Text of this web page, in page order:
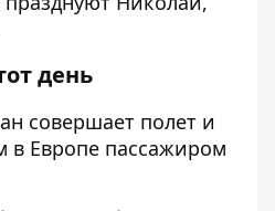
день
совершает полет и
в Европе пассажиром